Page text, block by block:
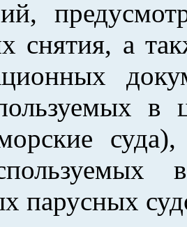
снятия, а
в
парусных